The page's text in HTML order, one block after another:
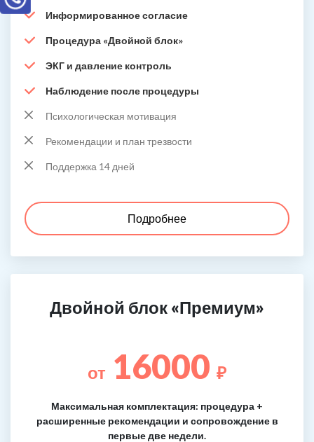
Информированное согласие
Процедура «Двойной блок»
ЭКГ и давление контроль
Наблюдение после процедуры
Психологическая мотивация
Рекомендации и план трезвости
Поддержка 14 дней
Подробнее
Двойной блок «Премиум»
от 16000 ₽
Максимальная комплектация: процедура +
расширенные рекомендации и сопровождение в
первые две недели.